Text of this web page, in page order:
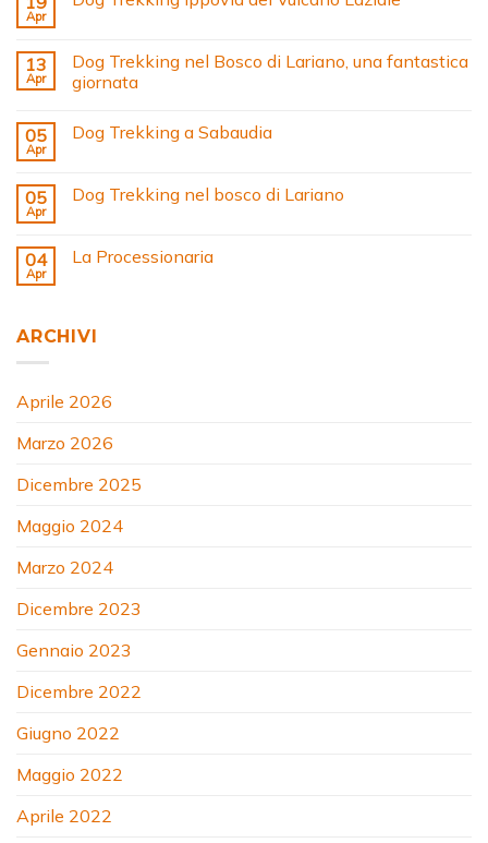
Apr
13
Apr
Dog Trekking nel Bosco di Lariano, una fantastica
giornata
05
Apr
Dog Trekking a Sabaudia
05
Apr
Dog Trekking nel bosco di Lariano
04
Apr
La Processionaria
ARCHIVI
Aprile 2026
Marzo 2026
Dicembre 2025
Maggio 2024
Marzo 2024
Dicembre 2023
Gennaio 2023
Dicembre 2022
Giugno 2022
Maggio 2022
Aprile 2022